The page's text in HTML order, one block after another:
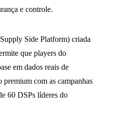
e controle.
Side Platform) criada
que players do
em dados reais de
com as campanhas
60 DSPs líderes do